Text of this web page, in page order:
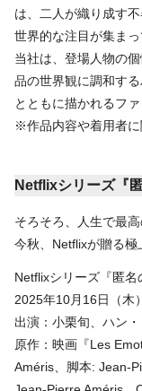
は、二人が織り成す
世界的な注目が集まっ
当社は、登場人物の
品の世界観に調和す
とともに描かれるフ
※作品内容や着用者に
Netflixシリーズ『
そろそろ、人生で最高
今秋、Netflixが贈る極
Netflixシリーズ『匿名
2025年10月16日（木
出演：小栗旬、ハン
原作：映画『Les
Améris、脚本: Jean-